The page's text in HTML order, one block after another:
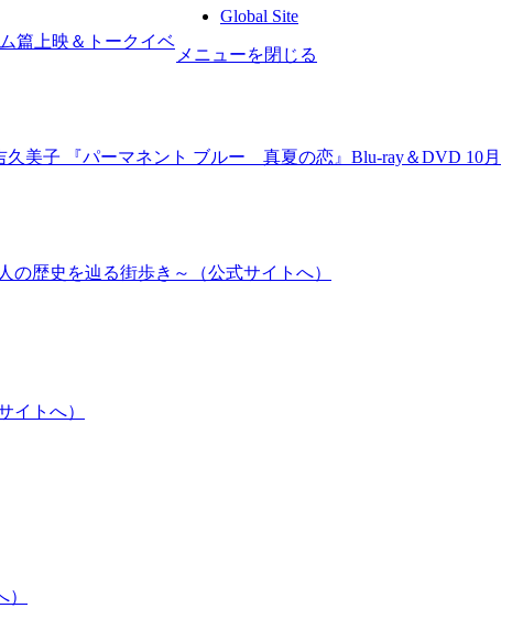
Global Site
メニューを閉じる
篇上映＆トークイベ
美子 『パーマネント ブルー 真夏の恋』Blu-ray＆DVD 10月
歴史を辿る街歩き～（公式サイトへ）
イトへ）